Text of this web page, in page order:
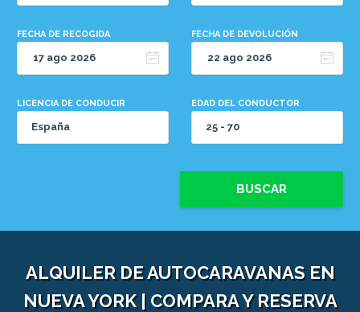
FECHA DE RECOGIDA FECHA DE DEVOLUCIÓN
LICENCIA DE CONDUCIR EDAD DEL CONDUCTOR
BUSCAR
ALQUILER DE AUTOCARAVANAS EN
NUEVA YORK | COMPARA Y RESERVA